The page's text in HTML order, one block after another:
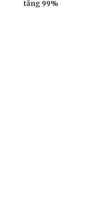
tăng 99%